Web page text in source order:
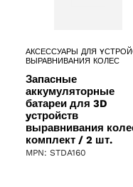
АКСЕССУАРЫ ДЛЯ
ВЫРАВНИВАНИЯ КОЛЕС
Запасные
аккумуляторные
батареи для 3D
yстройств
выравнивания
комплект / 2 шт.
MPN: STDA160